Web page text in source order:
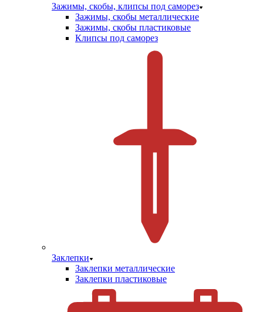
Зажимы, скобы, клипсы под саморез
Зажимы, скобы металлические
Зажимы, скобы пластиковые
Клипсы под саморез
Заклепки
Заклепки металлические
Заклепки пластиковые